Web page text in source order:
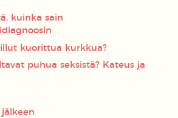
kuinka sain
kuorittua kurkkua?
puhua seksistä? Kateus ja
jälkeen